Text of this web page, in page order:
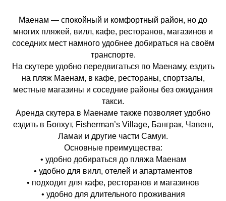
Маенам — спокойный и комфортный район, но до
многих пляжей, вилл, кафе, ресторанов, магазинов и
соседних мест намного удобнее добираться на своём
транспорте.
На скутере удобно передвигаться по Маенаму, ездить
на пляж Маенам, в кафе, рестораны, спортзалы,
местные магазины и соседние районы без ожидания
такси.
Аренда скутера в Маенаме также позволяет удобно
ездить в Бопхут, Fisherman’s Village, Банграк, Чавенг,
Ламаи и другие части Самуи.
Основные преимущества:
• удобно добираться до пляжа Маенам
• удобно для вилл, отелей и апартаментов
• подходит для кафе, ресторанов и магазинов
• удобно для длительного проживания